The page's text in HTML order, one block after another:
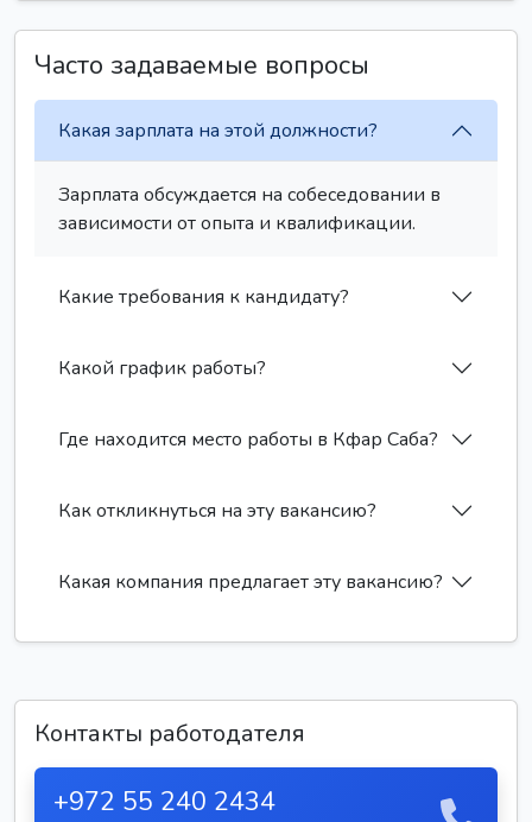
Часто задаваемые вопросы
Какая зарплата на этой должности?
Зарплата обсуждается на собеседовании в
зависимости от опыта и квалификации.
Какие требования к кандидату?
Какой график работы?
Где находится место работы в Кфар Саба?
Как откликнуться на эту вакансию?
Какая компания предлагает эту вакансию?
Контакты работодателя
+972 55 240 2434